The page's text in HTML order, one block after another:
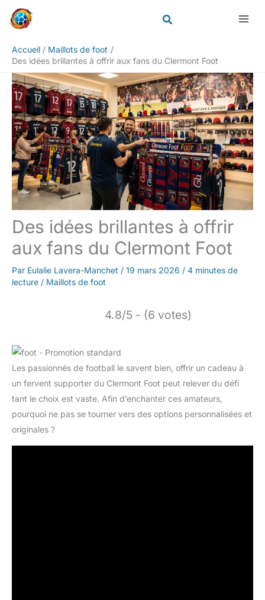
Accueil
Maillots de foot
Des idées brillantes à offrir aux fans du Clermont Foot
Des idées brillantes à offrir
aux fans du Clermont Foot
Par Eulalie Lavera-Manchet / 19 mars 2026 / 4 minutes de
lecture / Maillots de foot
4.8/5 - (6 votes)
Les passionnés de football le savent bien, offrir un cadeau à
un fervent supporter du Clermont Foot peut relever du défi
tant le choix est vaste. Afin d’enchanter ces amateurs,
pourquoi ne pas se tourner vers des options personnalisées et
originales ?
Rechercher